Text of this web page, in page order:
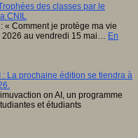
des classes par le
CNIL
« Comment je protège ma vie
au vendredi 15 mai… En
La prochaine édition se tiendra à
on AI, un programme
et étudiants